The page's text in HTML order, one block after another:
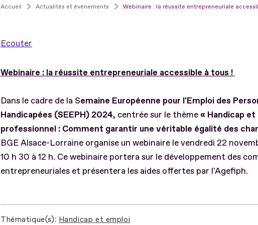
Accueil Actualités et événements Webinaire : la réussite entrepreneuriale
Ecouter
Webinaire : la réussite entrepreneuriale accessible à tous !
Dans le cadre de la Semaine Européenne pour l'Emploi des
Handicapées (SEEPH) 2024, centrée sur le thème« Handicap et
professionnel : Comment garantir une véritable égalité des
BGE Alsace-Lorraine organise un webinaire le vendredi 22
10 h 30 à 12 h. Ce webinaire portera sur le développement des
entrepreneuriales et présentera les aides offertes par l'Agefiph.
Thématique(s) Handicap et emploi